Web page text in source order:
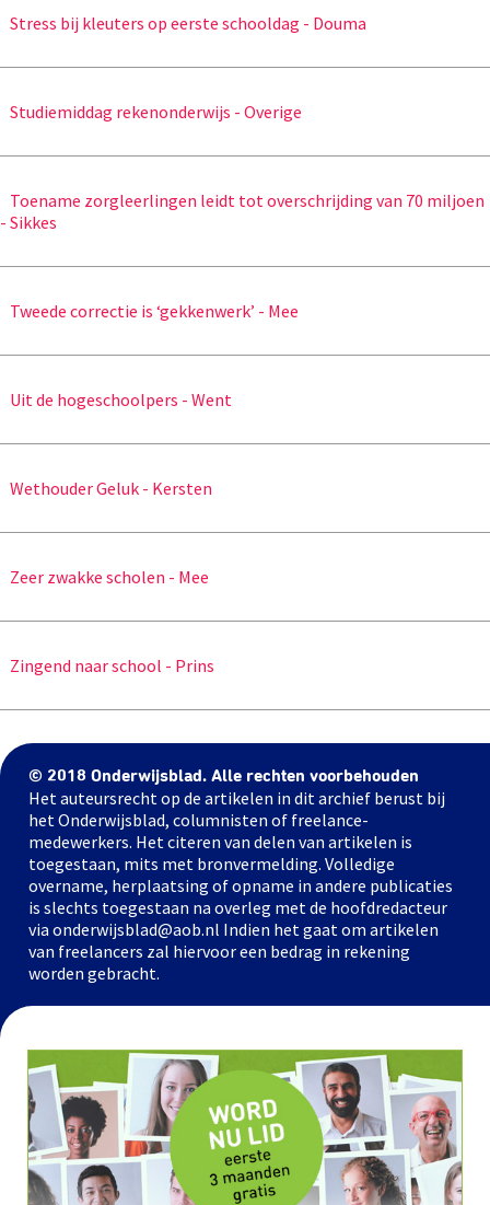
Stress bij kleuters op eerste schooldag - Douma
Studiemiddag rekenonderwijs - Overige
Toename zorgleerlingen leidt tot overschrijding van 70 miljoen
- Sikkes
Tweede correctie is ‘gekkenwerk’ - Mee
Uit de hogeschoolpers - Went
Wethouder Geluk - Kersten
Zeer zwakke scholen - Mee
Zingend naar school - Prins
© 2018 Onderwijsblad. Alle rechten voorbehouden
Het auteursrecht op de artikelen in dit archief berust bij
het Onderwijsblad, columnisten of freelance-
medewerkers. Het citeren van delen van artikelen is
toegestaan, mits met bronvermelding. Volledige
overname, herplaatsing of opname in andere publicaties
is slechts toegestaan na overleg met de hoofdredacteur
via onderwijsblad@aob.nl Indien het gaat om artikelen
van freelancers zal hiervoor een bedrag in rekening
worden gebracht.